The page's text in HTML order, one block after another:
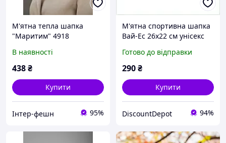
М'ятна тепла шапка
"Маритим" 4918
В наявності
438₴
Купити
Інтер-фешн 95%
М'ятна спортивна шапка
Вай-Ес 26х22 см унісекс
Готово до відправки
290₴
Купити
DiscountDepot 94%